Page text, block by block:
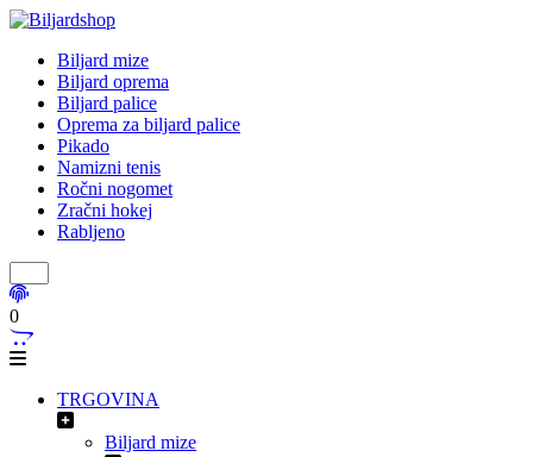
Biljard mize
Biljard oprema
Biljard palice
Oprema za biljard palice
Pikado
Namizni tenis
Ročni nogomet
Zračni hokej
Rabljeno
0
TRGOVINA
Biljard mize